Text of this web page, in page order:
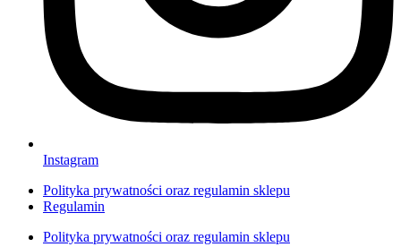
Instagram
Polityka prywatności oraz regulamin sklepu
Regulamin
Polityka prywatności oraz regulamin sklepu